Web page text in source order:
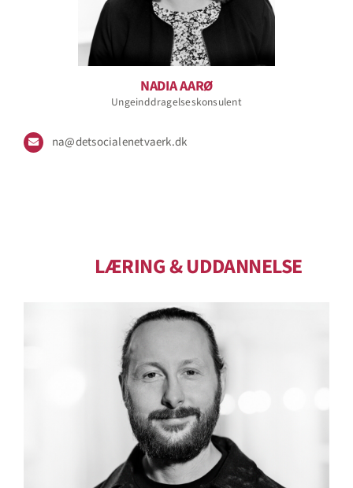
NADIA AARØ
Ungeinddragelseskonsulent
na@detsocialenetvaerk.dk
LÆRING&UDDANNELSE